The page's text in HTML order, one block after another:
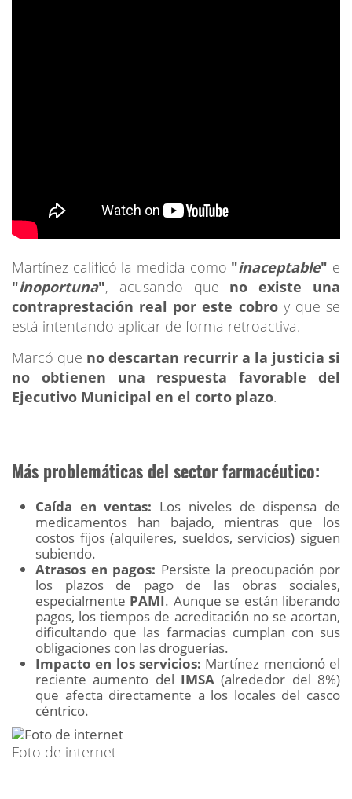
Martínez calificó la medida como "inaceptable" e
"inoportuna", acusando que no existe una
contraprestación real por este cobro y que se
está intentando aplicar de forma retroactiva.
Marcó que no descartan recurrir a la justicia si
no obtienen una respuesta favorable del
Ejecutivo Municipal en el corto plazo.
Más problemáticas del sector farmacéutico:
Caída en ventas: Los niveles de dispensa de
medicamentos han bajado, mientras que los
costos fijos (alquileres, sueldos, servicios) siguen
subiendo.
Atrasos en pagos: Persiste la preocupación por
los plazos de pago de las obras sociales,
especialmente PAMI. Aunque se están liberando
pagos, los tiempos de acreditación no se acortan,
dificultando que las farmacias cumplan con sus
obligaciones con las droguerías.
Impacto en los servicios: Martínez mencionó el
reciente aumento del IMSA (alrededor del 8%)
que afecta directamente a los locales del casco
céntrico.
Foto de internet